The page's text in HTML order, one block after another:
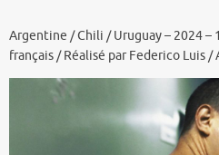
Argentine / Chili / Uruguay – 2024 –
français / Réalisé par Federico Luis /